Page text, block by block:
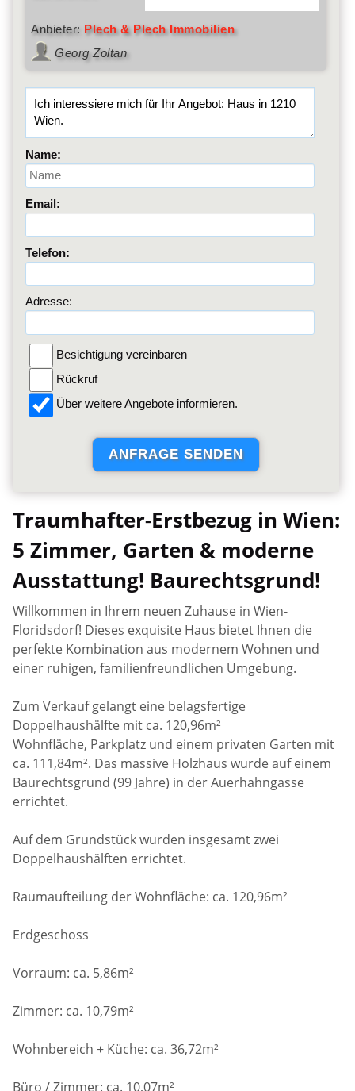
Anbieter: Plech & Plech Immobilien
Georg Zoltan
Name:
Email:
Telefon:
Adresse:
Besichtigung vereinbaren
Rückruf
Über weitere Angebote informieren.
Traumhafter-Erstbezug in Wien:
5 Zimmer, Garten & moderne
Ausstattung! Baurechtsgrund!
Willkommen in Ihrem neuen Zuhause in Wien-
Floridsdorf! Dieses exquisite Haus bietet Ihnen die
perfekte Kombination aus modernem Wohnen und
einer ruhigen, familienfreundlichen Umgebung.
Zum Verkauf gelangt eine belagsfertige
Doppelhaushälfte mit ca. 120,96m²
Wohnfläche, Parkplatz und einem privaten Garten mit
ca. 111,84m². Das massive Holzhaus wurde auf einem
Baurechtsgrund (99 Jahre) in der Auerhahngasse
errichtet.
Auf dem Grundstück wurden insgesamt zwei
Doppelhaushälften errichtet.
Raumaufteilung der Wohnfläche: ca. 120,96m²
Erdgeschoss
Vorraum: ca. 5,86m²
Zimmer: ca. 10,79m²
Wohnbereich + Küche: ca. 36,72m²
Büro / Zimmer: ca. 10,07m²